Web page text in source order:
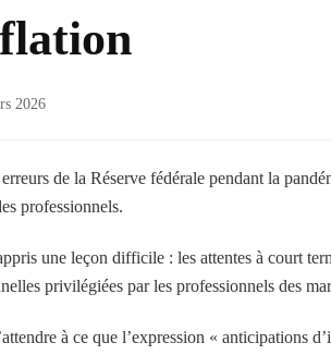
2026
de la Réserve fédérale pendant la
professionnels.
une leçon difficile : les attentes à court
privilégiées par les professionnels des
à ce que l’expression « anticipations